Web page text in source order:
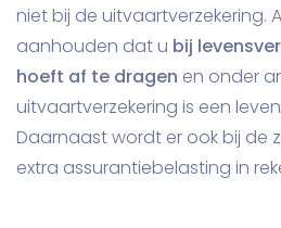
niet bij de uitvaartverzekering.
aanhouden dat u bij
hoeft af te dragen en onder
uitvaartverzekering is een
Daarnaast wordt er ook bij de
extra assurantiebelasting in